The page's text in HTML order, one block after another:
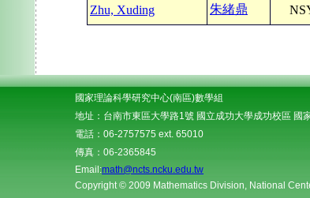
Zhu, Xuding 朱緒鼎
國家理論科學研究中心(南區)數學組
地址：台南市東區大學路1號 國立成功大學成功校區 國
電話：06-2757575 ext. 65010
傳真：06-2365845
Email:math@ncts.ncku.edu.tw
Copyright © 2009 Mathematics Division, National